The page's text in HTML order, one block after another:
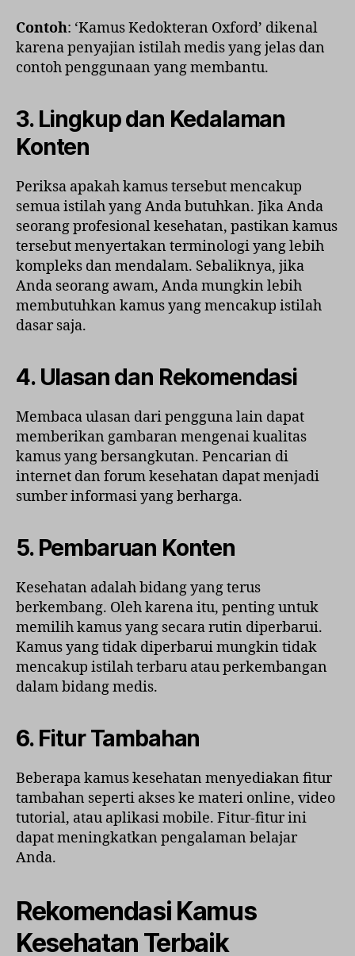
Contoh: ‘Kamus Kedokteran Oxford’ dikenal
karena penyajian istilah medis yang jelas dan
contoh penggunaan yang membantu.
3. Lingkup dan Kedalaman
Konten
Periksa apakah kamus tersebut mencakup
semua istilah yang Anda butuhkan. Jika Anda
seorang profesional kesehatan, pastikan kamus
tersebut menyertakan terminologi yang lebih
kompleks dan mendalam. Sebaliknya, jika
Anda seorang awam, Anda mungkin lebih
membutuhkan kamus yang mencakup istilah
dasar saja.
4. Ulasan dan Rekomendasi
Membaca ulasan dari pengguna lain dapat
memberikan gambaran mengenai kualitas
kamus yang bersangkutan. Pencarian di
internet dan forum kesehatan dapat menjadi
sumber informasi yang berharga.
5. Pembaruan Konten
Kesehatan adalah bidang yang terus
berkembang. Oleh karena itu, penting untuk
memilih kamus yang secara rutin diperbarui.
Kamus yang tidak diperbarui mungkin tidak
mencakup istilah terbaru atau perkembangan
dalam bidang medis.
6. Fitur Tambahan
Beberapa kamus kesehatan menyediakan fitur
tambahan seperti akses ke materi online, video
tutorial, atau aplikasi mobile. Fitur-fitur ini
dapat meningkatkan pengalaman belajar
Anda.
Rekomendasi Kamus
Kesehatan Terbaik